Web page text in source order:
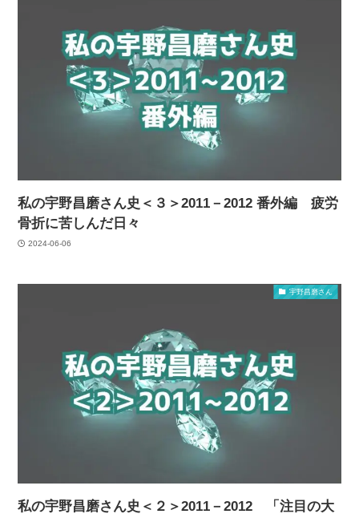
私の宇野昌磨さん史＜３＞2011－2012 番外編 疲労
骨折に苦しんだ日々
2024-06-06
宇野昌磨さん
私の宇野昌磨さん史＜２＞2011－2012 「注目の大